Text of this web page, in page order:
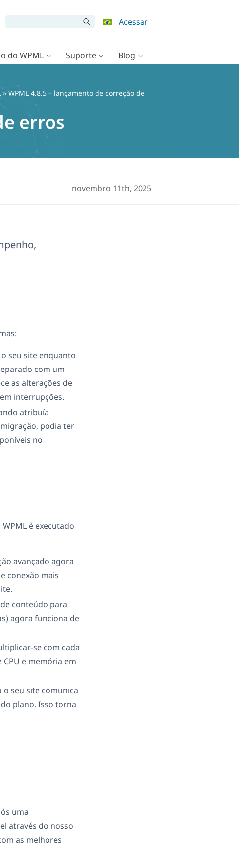
Acessar
do WPML Suporte Blog
» WPML 4.8.5 – lançamento de correção de
erros
novembro 11th, 2025
seu site enquanto
com um
as alterações de
interrupções.
atribuía
podia ter
no
é executado
avançado agora
conexão mais
conteúdo para
agora funciona de
se com cada
e memória em
seu site comunica
plano. Isso torna
uma
através do nosso
as melhores